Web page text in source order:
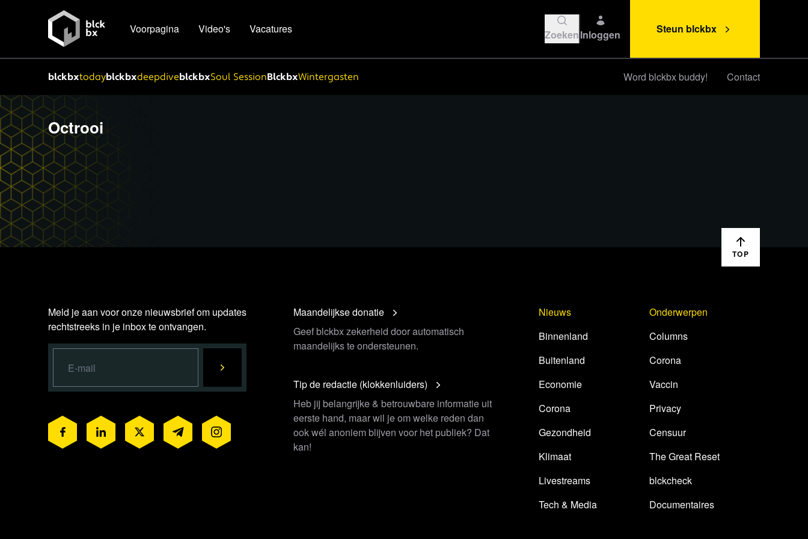
Voorpagina Video's Vacatures ZoekenInloggen Steun blckbx
blckbxtodayblckbxdeepdiveblckbxSoul SessionBlckbxWintergasten Word blckbx buddy! Contact
Octrooi
TOP
Meld je aan voor onze nieuwsbrief om updates
rechtstreeks in je inbox te ontvangen.
Maandelijkse donatie
Geef blckbx zekerheid door automatisch
maandelijks te ondersteunen.
Tip de redactie (klokkenluiders)
Heb jij belangrijke & betrouwbare informatie uit
eerste hand, maar wil je om welke reden dan
ook wél anoniem blijven voor het publiek? Dat
kan!
Nieuws
Binnenland
Buitenland
Economie
Corona
Gezondheid
Klimaat
Livestreams
Tech & Media
Onderwerpen
Columns
Corona
Vaccin
Privacy
Censuur
The Great Reset
blckcheck
Documentaires